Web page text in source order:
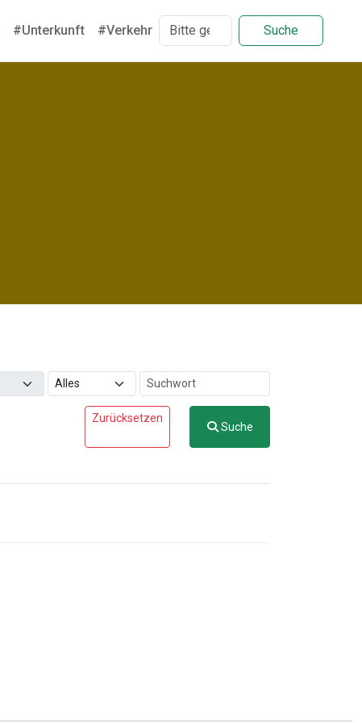
#Unterkunft #Verkehr Suche
Zurücksetzen
Suche